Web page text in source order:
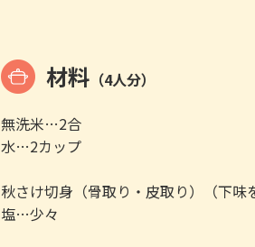
材料 （4人分）
無洗米…2合
水…2カップ
秋さけ切身（骨取り・皮取り）（下
塩…少々